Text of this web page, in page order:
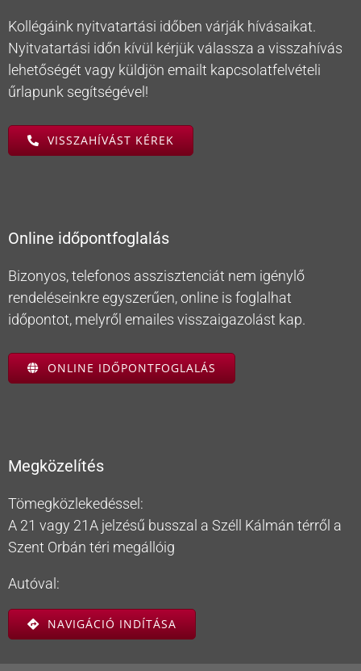
Kollégáink nyitvatartási időben várják hívásaikat.
Nyitvatartási időn kívül kérjük válassza a visszahívás
lehetőségét vagy küldjön emailt kapcsolatfelvételi
űrlapunk segítségével!
VISSZAHÍVÁST KÉREK
Online időpontfoglalás
Bizonyos, telefonos asszisztenciát nem igénylő
rendeléseinkre egyszerűen, online is foglalhat
időpontot, melyről emailes visszaigazolást kap.
ONLINE IDŐPONTFOGLALÁS
Megközelítés
Tömegközlekedéssel:
A 21 vagy 21A jelzésű busszal a Széll Kálmán térről a
Szent Orbán téri megállóig
Autóval:
NAVIGÁCIÓ INDÍTÁSA